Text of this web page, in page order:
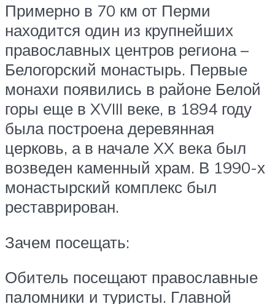
Примерно в 70 км от Перми
находится один из крупнейших
православных центров региона –
Белогорский монастырь. Первые
монахи появились в районе Белой
горы еще в XVIII веке, в 1894 году
была построена деревянная
церковь, а в начале XX века был
возведен каменный храм. В 1990-х
монастырский комплекс был
реставрирован.
Зачем посещать:
Обитель посещают православные
паломники и туристы. Главной